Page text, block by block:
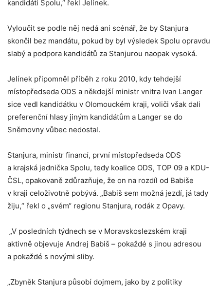
kandidáti Spolu,“ řekl Jelínek.
Vyloučit se podle něj nedá ani scénář, že by Stanjura
skončil bez mandátu, pokud by byl výsledek Spolu opravdu
slabý a podpora kandidátů za Stanjurou naopak vysoká.
Jelínek připomněl příběh z roku 2010, kdy tehdejší
místopředseda ODS a někdejší ministr vnitra Ivan Langer
sice vedl kandidátku v Olomouckém kraji, voliči však dali
preferenční hlasy jiným kandidátům a Langer se do
Sněmovny vůbec nedostal.
Stanjura, ministr financí, první místopředseda ODS
a krajská jednička Spolu, tedy koalice ODS, TOP 09 a KDU-
ČSL, opakovaně zdůrazňuje, že on na rozdíl od Babiše
v kraji celoživotně pobývá. „Babiš sem možná jezdí, já tady
žiju,“ řekl o „svém“ regionu Stanjura, rodák z Opavy.
„V posledních týdnech se v Moravskoslezském kraji
aktivně objevuje Andrej Babiš – pokaždé s jinou adresou
a pokaždé s novými sliby.
„Zbyněk Stanjura působí dojmem, jako by z politiky